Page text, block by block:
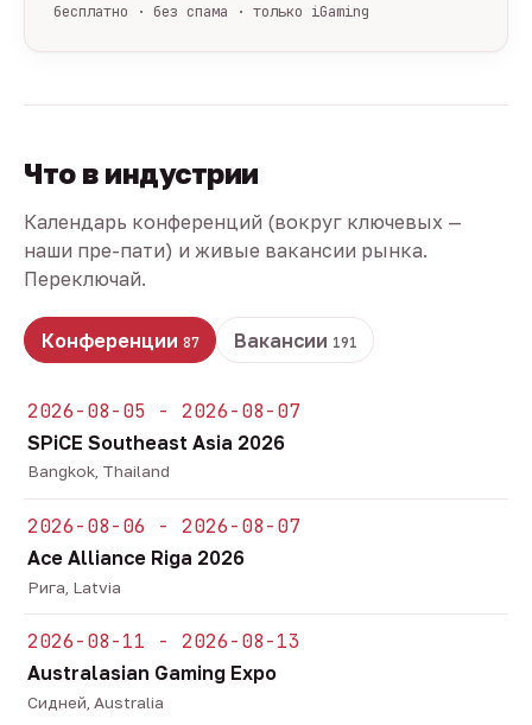
бесплатно · без спама · только iGaming
Что в индустрии
Календарь конференций (вокруг ключевых —
наши пре-пати) и живые вакансии рынка.
Переключай.
Конференции 87 Вакансии 191
2026-08-05 - 2026-08-07
SPiCE Southeast Asia 2026
Bangkok, Thailand
2026-08-06 - 2026-08-07
Ace Alliance Riga 2026
Рига, Latvia
2026-08-11 - 2026-08-13
Australasian Gaming Expo
Сидней, Australia